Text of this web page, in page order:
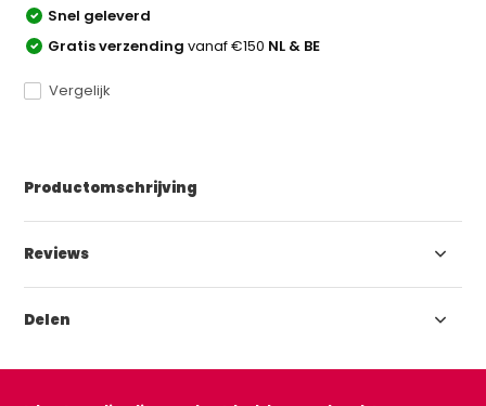
Snel geleverd
Gratis verzendingvanaf €150 NL & BE
Vergelijk
Productomschrijving
Reviews
Delen